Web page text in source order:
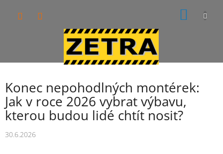
Konec nepohodlných montérek:
Jak v roce 2026 vybrat výbavu,
kterou budou lidé chtít nosit?
30.6.2026